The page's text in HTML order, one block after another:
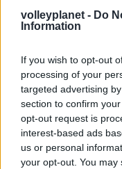
volleyplanet - Do
Information
If you wish to opt-out
processing of your
targeted advertising
section to confirm
opt-out request is
interest-based ads
us or personal
your opt-out. You
18/03/2026
Α. Κιαπίνι:
κόσμο»
Δεν έκρυψε τα
μιλώντας στο
ήττα με 3-0 στον